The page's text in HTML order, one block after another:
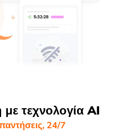
τεχνολογία AI
24/7